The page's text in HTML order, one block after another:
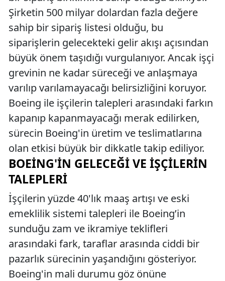
Şirketin 500 milyar dolardan fazla değere
sahip bir sipariş listesi olduğu, bu
siparişlerin gelecekteki gelir akışı açısından
büyük önem taşıdığı vurgulanıyor. Ancak işçi
grevinin ne kadar süreceği ve anlaşmaya
varılıp varılamayacağı belirsizliğini koruyor.
Boeing ile işçilerin talepleri arasındaki farkın
kapanıp kapanmayacağı merak edilirken,
sürecin Boeing'in üretim ve teslimatlarına
olan etkisi büyük bir dikkatle takip ediliyor.
BOEING'IN GELECEĞI VE İŞÇILERIN
TALEPLERI
İşçilerin yüzde 40'lık maaş artışı ve eski
emeklilik sistemi talepleri ile Boeing’in
sunduğu zam ve ikramiye teklifleri
arasındaki fark, taraflar arasında ciddi bir
pazarlık sürecinin yaşandığını gösteriyor.
Boeing'in mali durumu göz önüne